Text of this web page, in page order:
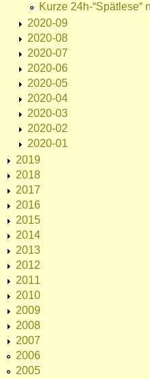
Kurze 24h-“Spätlese“
2020-09
2020-08
2020-07
2020-06
2020-05
2020-04
2020-03
2020-02
2020-01
2019
2018
2017
2016
2015
2014
2013
2012
2011
2010
2009
2008
2007
2006
2005